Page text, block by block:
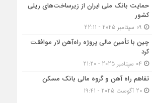
حمایت بانک ملی ایران از زیرساخت‌های ریلی
کشور
چین با تأمین مالی پروژه راه‌آهن لار موافقت
کرد
تفاهم راه آهن و گروه مالی بانک مسکن
20 آگوست 2025 - 19:41